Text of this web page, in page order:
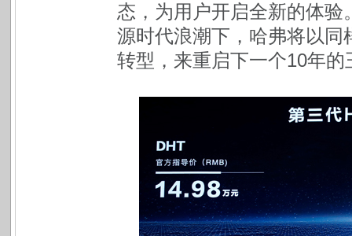
态，为用户开启全新的体验
源时代浪潮下，哈弗将以
转型，来重启下一个10年的